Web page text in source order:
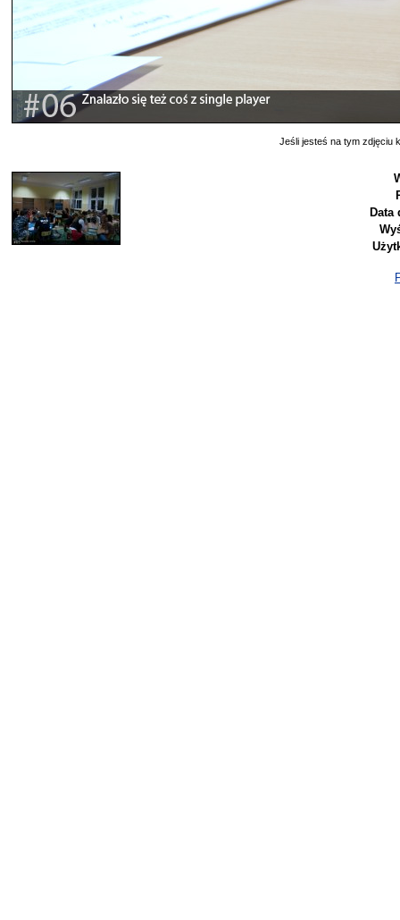
Jeśli jesteś na tym zdjęciu
Data